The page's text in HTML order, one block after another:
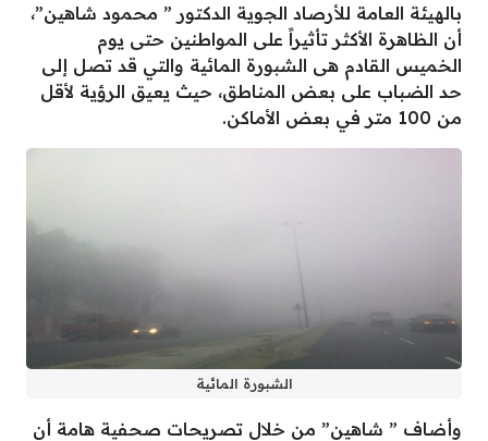
بالهيئة العامة للأرصاد الجوية الدكتور ” محمود شاهين”،
أن الظاهرة الأكثر تأثيراً على المواطنين حتى يوم
الخميس القادم هى الشبورة المائية والتي قد تصل إلى
حد الضباب على بعض المناطق، حيث يعيق الرؤية لأقل
من 100 متر في بعض الأماكن.
الشبورة المائية
وأضاف ” شاهين” من خلال تصريحات صحفية هامة أن